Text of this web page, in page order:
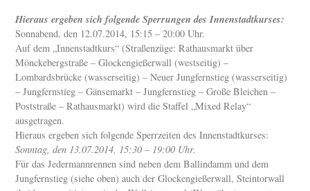
Hieraus ergeben sich folgende Sperrungen des Innenstadtkurses:
Sonnabend, den 12.07.2014, 15:15 – 20:00 Uhr.
Auf dem „Innenstadtkurs“ (Straßenzüge: Rathausmarkt über
Mönckebergstraße – Glockengießerwall (westseitig) –
Lombardsbrücke (wasserseitig) – Neuer Jungfernstieg (wasserseitig)
– Jungfernstieg – Gänsemarkt – Jungfernstieg – Große Bleichen –
Poststraße – Rathausmarkt) wird die Staffel „Mixed Relay“
ausgetragen.
Hieraus ergeben sich folgende Sperrzeiten des Innenstadtkurses:
Sonntag, den 13.07.2014, 15:30 – 19:00 Uhr.
Für das Jedermannrennen sind neben dem Ballindamm und dem
Jungfernstieg (siehe oben) auch der Glockengießerwall, Steintorwall